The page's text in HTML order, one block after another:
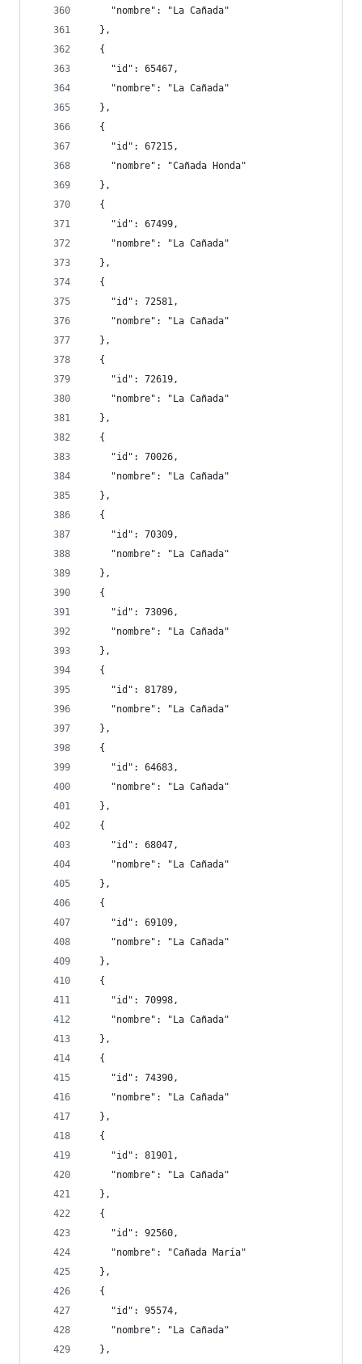
    "nombre": "La Cañada"
  },
  {
    "id": 65467,
    "nombre": "La Cañada"
  },
  {
    "id": 67215,
    "nombre": "Cañada Honda"
  },
  {
    "id": 67499,
    "nombre": "La Cañada"
  },
  {
    "id": 72581,
    "nombre": "La Cañada"
  },
  {
    "id": 72619,
    "nombre": "La Cañada"
  },
  {
    "id": 70026,
    "nombre": "La Cañada"
  },
  {
    "id": 70309,
    "nombre": "La Cañada"
  },
  {
    "id": 73096,
    "nombre": "La Cañada"
  },
  {
    "id": 81789,
    "nombre": "La Cañada"
  },
  {
    "id": 64683,
    "nombre": "La Cañada"
  },
  {
    "id": 68047,
    "nombre": "La Cañada"
  },
  {
    "id": 69109,
    "nombre": "La Cañada"
  },
  {
    "id": 70998,
    "nombre": "La Cañada"
  },
  {
    "id": 74390,
    "nombre": "La Cañada"
  },
  {
    "id": 81901,
    "nombre": "La Cañada"
  },
  {
    "id": 92560,
    "nombre": "Cañada María"
  },
  {
    "id": 95574,
    "nombre": "La Cañada"
  },